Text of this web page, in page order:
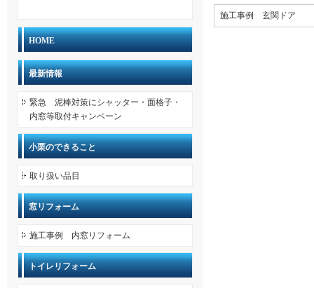
施工事例 玄関ドア
HOME
最新情報
緊急 泥棒対策にシャッター・面格子・
内窓等取付キャンペーン
小栗のできること
取り扱い品目
窓リフォーム
施工事例 内窓リフォーム
トイレリフォーム